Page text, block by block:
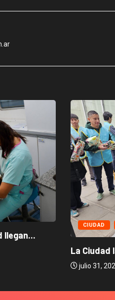
llegan...
CIUDAD
La Ciudad
julio 31,